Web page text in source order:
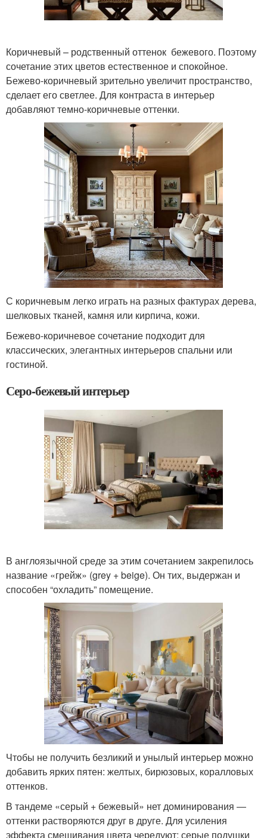
Коричневый – родственный оттенок бежевого. Поэтому
сочетание этих цветов естественное и спокойное.
Бежево-коричневый зрительно увеличит пространство,
сделает его светлее. Для контраста в интерьер
добавляют темно-коричневые оттенки.
С коричневым легко играть на разных фактурах дерева,
шелковых тканей, камня или кирпича, кожи.
Бежево-коричневое сочетание подходит для
классических, элегантных интерьеров спальни или
гостиной.
Серо-бежевый интерьер
В англоязычной среде за этим сочетанием закрепилось
название «грейж» (grey + beige). Он тих, выдержан и
способен “охладить” помещение.
Чтобы не получить безликий и унылый интерьер можно
добавить ярких пятен: желтых, бирюзовых, коралловых
оттенков.
В тандеме «серый + бежевый» нет доминирования ―
оттенки растворяются друг в друге. Для усиления
эффекта смешивания цвета чередуют: серые подушки